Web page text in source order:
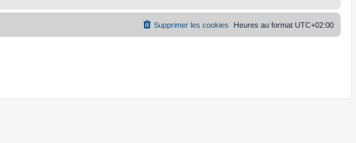
Heures au format UTC+02:00
Supprimer les cookies